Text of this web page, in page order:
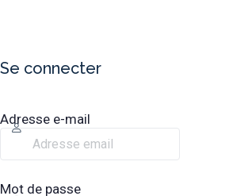
Se connecter
Adresse e-mail
Mot de passe